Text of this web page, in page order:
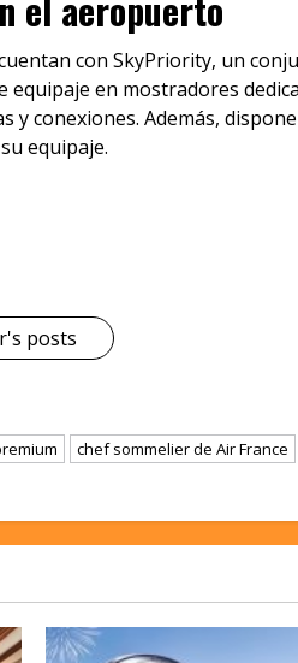
con SkyPriority, un
equipaje en mostradores
y conexiones. Además,
equipaje.
posts
chef sommelier de Air France